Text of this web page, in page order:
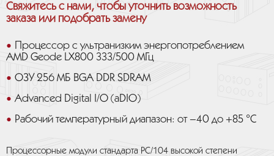
Свяжитесь с нами, чтобы уточнить возможность
заказа или подобрать замену
Процессор с ультранизким энергопотреблением
AMD Geode LX800 333/500 МГц
ОЗУ 256 МБ BGA DDR SDRAM
Advanced Digital I/O (aDIO)
Рабочий температурный диапазон: от –40 до +85 °C
Процессорные модули стандарта PC/104 высокой степени